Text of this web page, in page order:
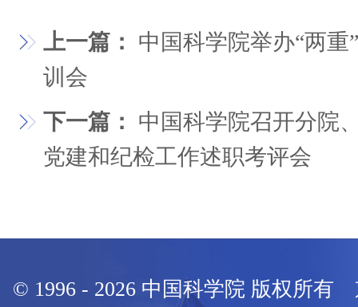
上一篇： 中国科学院举办“两
训会
下一篇： 中国科学院召开分院
党建和纪检工作述职考评会
© 1996 - 2026 中国科学院 版权所有